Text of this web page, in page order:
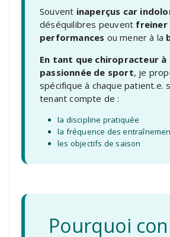
Souvent inaperçus car
déséquilibres peuvent freiner
performances ou mener à la
En tant que chiropracteur à
passionnée de sport, je
spécifique à chaque patient.e.
tenant compte de :
la discipline pratiquée
la fréquence des
les objectifs de saison
Pourquoi